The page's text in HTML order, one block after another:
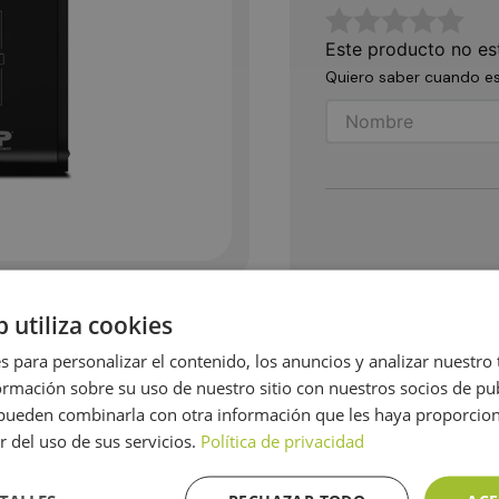
Este producto no
Quiero saber cuando
Opiniones
de voltaje automatico (AVR), corrige variaciones
Salidas con Respaldo de bateria y supresion de picos, 5
supresor de picos RJ45 (puerto ethernet),
utiliza cookies
para personalizar el contenido, los anuncios y analizar nuestro
sobre su uso de nuestro sitio con nuestros socios de
combinarla con otra información que les haya
del uso de sus servicios. Política de privacidad